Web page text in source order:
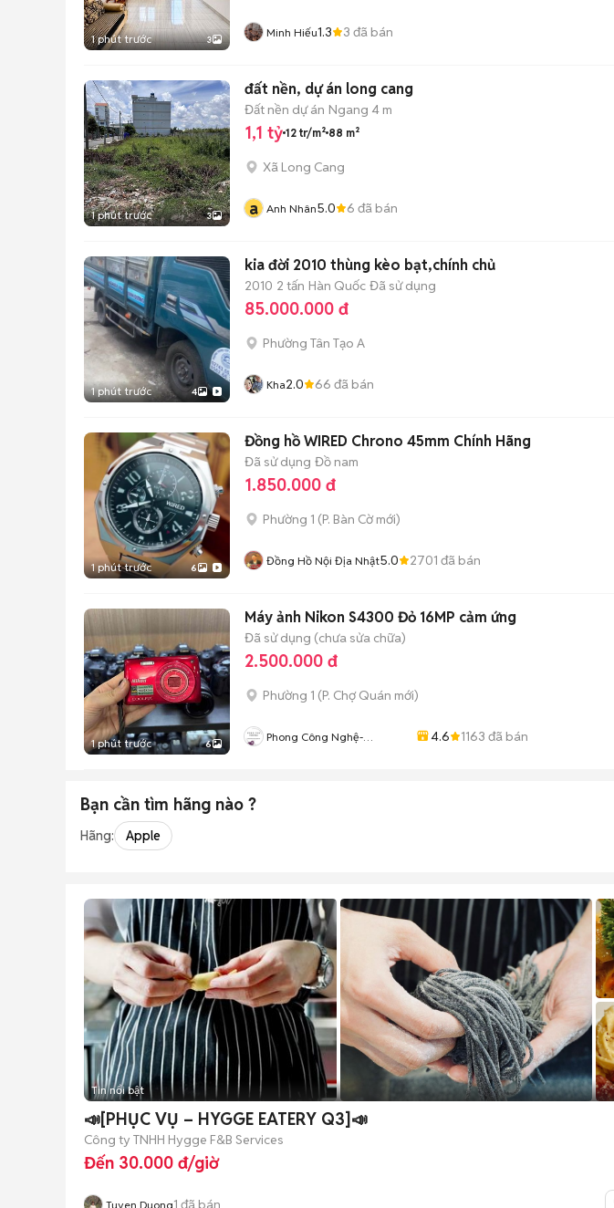
1 phút trước 3 Minh Hiếu1.3 3 đã bán
1 phút trước 3
đất nền, dự án long cang
Đất nền dự án Ngang 4 m
1,1 tỷ 12 tr/m² 88 m²
Xã Long Cang
a Anh Nhân5.0 6 đã bán
1 phút trước 4
kia đời 2010 thùng kèo bạt,chính chủ
2010 2 tấn Hàn Quốc Đã sử dụng
85.000.000 đ
Phường Tân Tạo A
Kha2.0 66 đã bán
1 phút trước 6
Đồng hồ WIRED Chrono 45mm Chính Hãng
Đã sử dụng Đồ nam
1.850.000 đ
Phường 1 (P. Bàn Cờmới)
Đồng Hồ Nội Địa Nhật5.0 2701 đã bán
1 phút trước 6
Máy ảnh Nikon S4300 Đỏ 16MP cảm ứng
Đã sử dụng (chưa sửa chữa)
2.500.000 đ
Phường 1 (P. Chợ Quán mới)
Phong Công Nghệ-
4.6 1163 đã bán
Bạn cần tìm hãng nào ?
Hãng: Apple
Tin nổi bật
📣[PHỤC VỤ – HYGGE EATERY Q3]📣
Công ty TNHH Hygge F&B Services
Đến 30.000 đ/giờ
Tuyen Duong1 đã bán